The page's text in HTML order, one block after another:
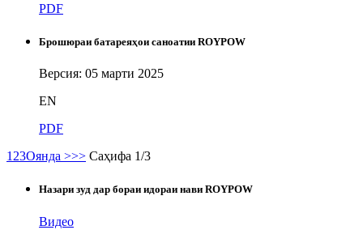
PDF
Брошюраи батареяҳои саноатии ROYPOW
Версия: 05 марти 2025
EN
PDF
1 23Оянда >>> Саҳифа 1/3
Назари зуд дар бораи идораи нави ROYPOW
Видео